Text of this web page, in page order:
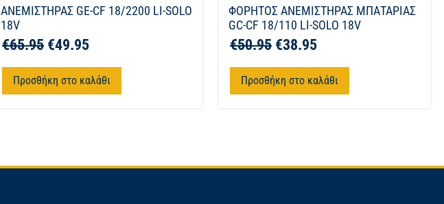
ΑΝΕΜΙΣΤΗΡΑΣ GE-CF 18/2200 LI-SOLO
18V
€65.95 €49.95
Προσθήκη στο καλάθι
ΦΟΡΗΤΟΣ ΑΝΕΜΙΣΤΗΡΑΣ ΜΠΑΤΑΡΙΑΣ
GC-CF 18/110 LI-SOLO 18V
€50.95 €38.95
Προσθήκη στο καλάθι